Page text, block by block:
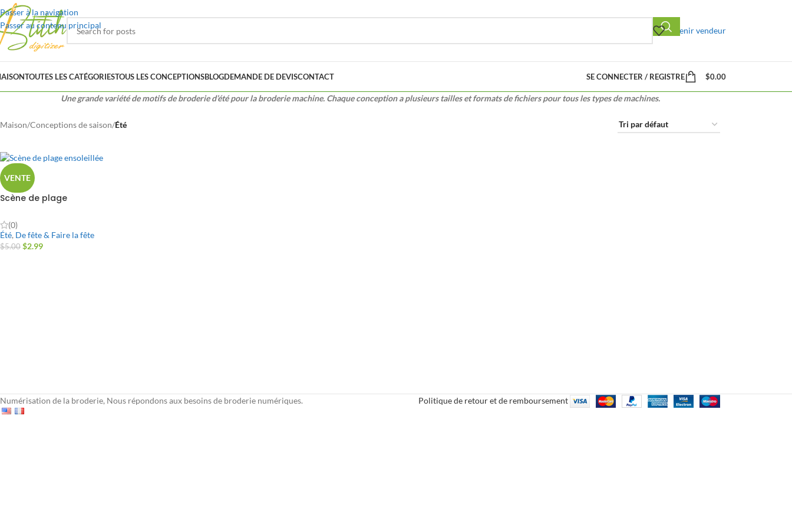
Passer à la navigation
Passer au contenu principal
Devenir vendeur
TOUTES LES CATÉGORIESTOUS LES CONCEPTIONSBLOGDEMANDE DE DEVISCONTACT SE CONNECTER / REGISTRE $0.00
Une grande variété de motifs de broderie d’été pour la broderie machine. Chaque conception a plusieurs tailles et formats de fichiers pour tous les types de machines.
Maison/Conceptions de saison/Été
VENTE
Scène de plage
(0)
Été, De fête & Faire la fête
$5.00 $2.99
Numérisation de la broderie, Nous répondons aux besoins de broderie numériques. Politique de retour et de remboursement